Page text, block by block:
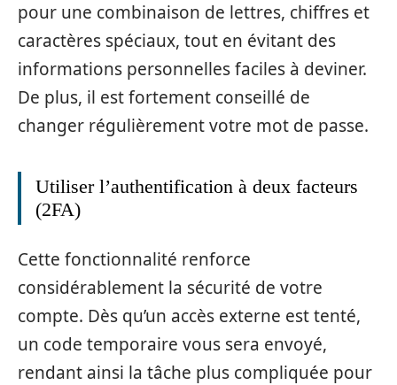
pour une combinaison de lettres, chiffres et
caractères spéciaux, tout en évitant des
informations personnelles faciles à deviner.
De plus, il est fortement conseillé de
changer régulièrement votre mot de passe.
Utiliser l’authentification à deux facteurs
(2FA)
Cette fonctionnalité renforce
considérablement la sécurité de votre
compte. Dès qu’un accès externe est tenté,
un code temporaire vous sera envoyé,
rendant ainsi la tâche plus compliquée pour